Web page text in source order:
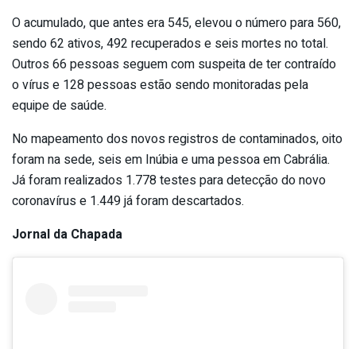
O acumulado, que antes era 545, elevou o número para 560,
sendo 62 ativos, 492 recuperados e seis mortes no total.
Outros 66 pessoas seguem com suspeita de ter contraído
o vírus e 128 pessoas estão sendo monitoradas pela
equipe de saúde.
No mapeamento dos novos registros de contaminados, oito
foram na sede, seis em Inúbia e uma pessoa em Cabrália.
Já foram realizados 1.778 testes para detecção do novo
coronavírus e 1.449 já foram descartados.
Jornal da Chapada